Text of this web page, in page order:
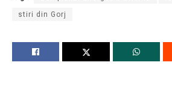
stiri din Gorj